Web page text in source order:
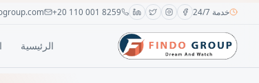
خدمة 24/7 +20 110 001 8259
الرئيسية